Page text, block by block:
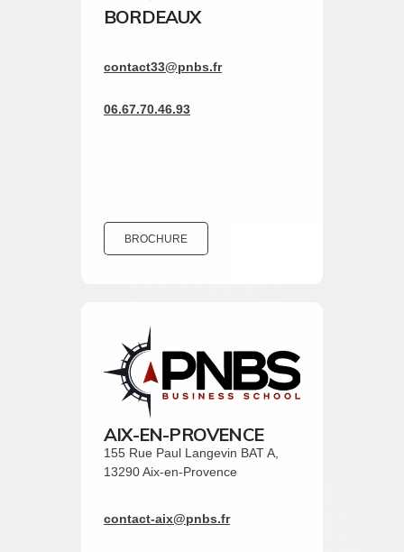
BORDEAUX
contact33@pnbs.fr
06.67.70.46.93
BROCHURE
AIX-EN-PROVENCE
155 Rue Paul Langevin BAT A,
13290 Aix-en-Provence
contact-aix@pnbs.fr